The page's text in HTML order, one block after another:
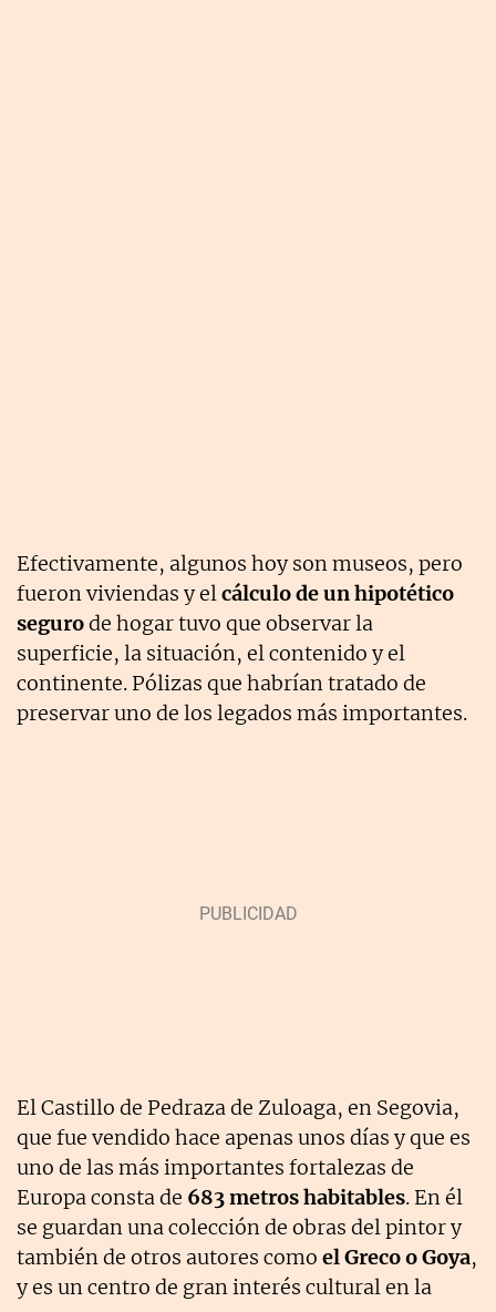
Efectivamente, algunos hoy son museos, pero
fueron viviendas y elcálculo de un hipotético
segurode hogar tuvo que observar la
superficie, la situación, el contenido y el
continente. Pólizas que habrían tratado de
preservar uno de los legados más importantes.
El Castillo de Pedraza de Zuloaga, en Segovia,
que fue vendido hace apenas unos días y que es
uno de las más importantes fortalezas de
Europa consta de 683 metros habitables. En él
se guardan una colección de obras del pintor y
también de otros autores como el Greco o Goya,
y es un centro de gran interés cultural en la